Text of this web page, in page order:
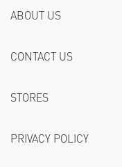
ABOUT US
CONTACT US
STORES
PRIVACY POLICY